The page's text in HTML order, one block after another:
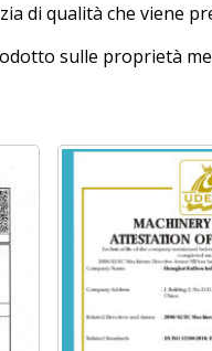
di qualità che viene
sulle proprietà